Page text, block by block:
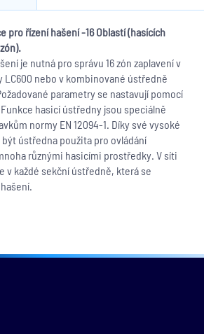
pro řízení hašení -16 Oblastí (hasících
je nutná pro správu 16 zón zaplavení v
LC600 nebo v kombinované ústředně
parametry se nastavují pomocí
Funkce hasicí ústředny jsou speciálně
normy EN 12094-1. Díky své vysoké
ústředna použita pro ovládání
různými hasicími prostředky. V síti
v každé sekční ústředně, která se